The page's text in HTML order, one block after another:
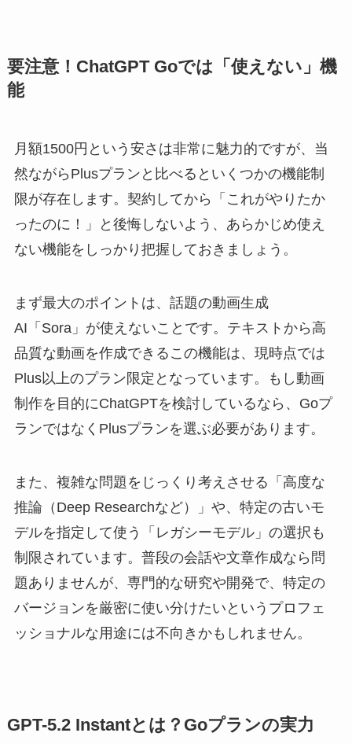
要注意！ChatGPT Goでは「使えない」機
能
月額1500円という安さは非常に魅力的ですが、当
然ながらPlusプランと比べるといくつかの機能制
限が存在します。契約してから「これがやりたか
ったのに！」と後悔しないよう、あらかじめ使え
ない機能をしっかり把握しておきましょう。
まず最大のポイントは、話題の動画生成
AI「Sora」が使えないことです。テキストから高
品質な動画を作成できるこの機能は、現時点では
Plus以上のプラン限定となっています。もし動画
制作を目的にChatGPTを検討しているなら、Goプ
ランではなくPlusプランを選ぶ必要があります。
また、複雑な問題をじっくり考えさせる「高度な
推論（Deep Researchなど）」や、特定の古いモ
デルを指定して使う「レガシーモデル」の選択も
制限されています。普段の会話や文章作成なら問
題ありませんが、専門的な研究や開発で、特定の
バージョンを厳密に使い分けたいというプロフェ
ッショナルな用途には不向きかもしれません。
GPT-5.2 Instantとは？Goプランの実力